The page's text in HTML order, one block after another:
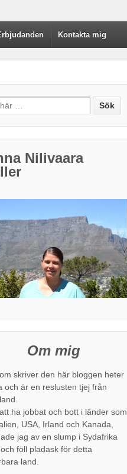
Kontakta mig
for:
Nilivaara
Om mig
skriver den här bloggen heter
och är en reslusten tjej från
ha jobbat och bott i länder som
USA, Irland och Kanada,
jag av en slump i Sydafrika
föll pladask för detta
land.